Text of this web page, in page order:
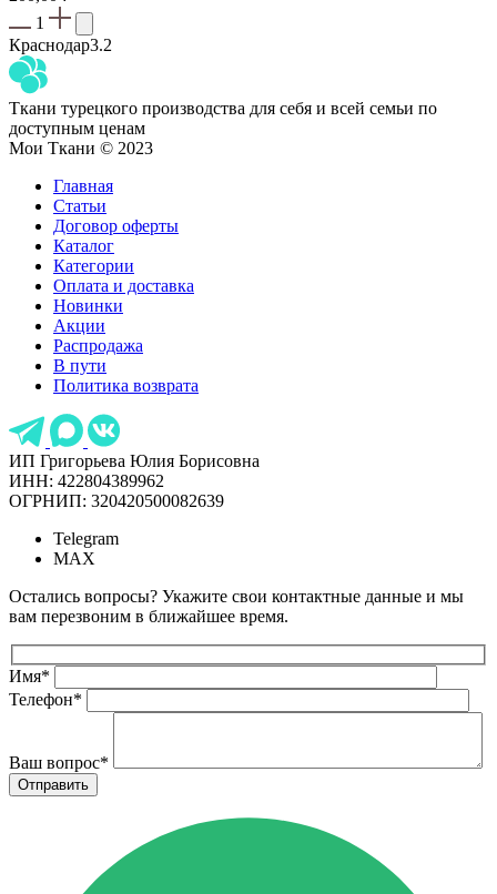
1
Краснодар3.2
Ткани турецкого производства для себя и всей семьи по
доступным ценам
Мои Ткани © 2023
Главная
Статьи
Договор оферты
Каталог
Категории
Оплата и доставка
Новинки
Акции
Распродажа
В пути
Политика возврата
ИП Григорьева Юлия Борисовна
ИНН: 422804389962
ОГРНИП: 320420500082639
Telegram
MAX
Остались вопросы? Укажите свои контактные данные и мы
вам перезвоним в ближайшее время.
Имя*
Телефон*
Ваш вопрос*